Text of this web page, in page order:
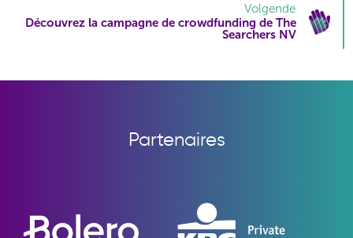
Volgende
Découvrez la campagne de crowdfunding de The
Searchers NV
Partenaires